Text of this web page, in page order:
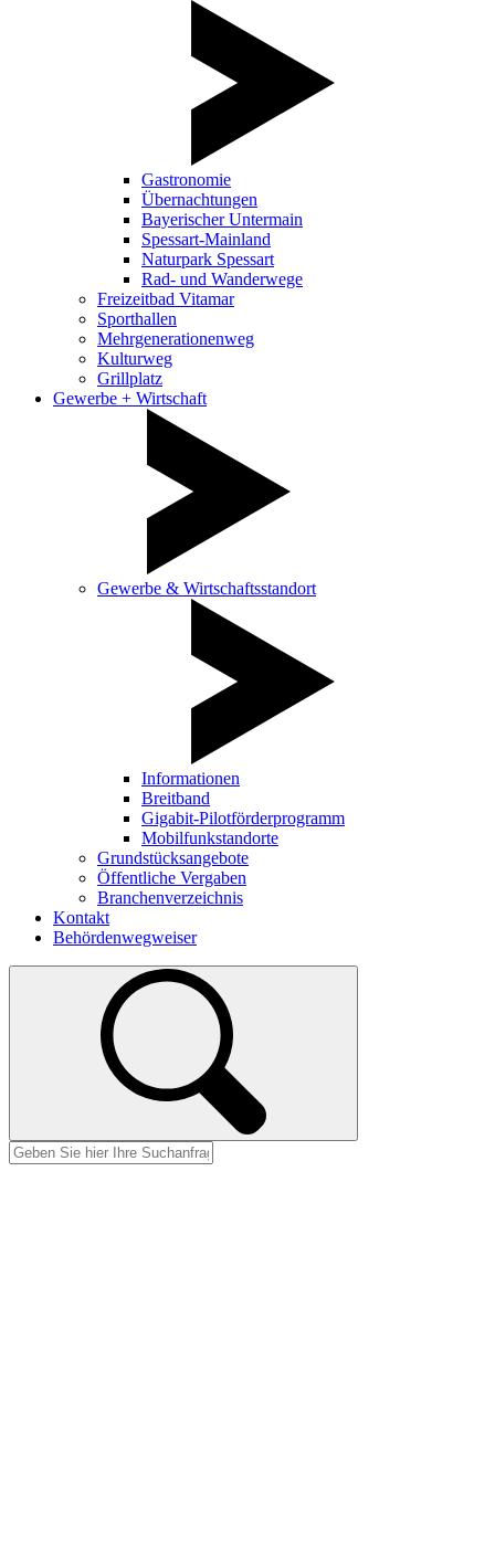
Gastronomie
Übernachtungen
Bayerischer Untermain
Spessart-Mainland
Naturpark Spessart
Rad- und Wanderwege
Freizeitbad Vitamar
Sporthallen
Mehrgenerationenweg
Kulturweg
Grillplatz
Gewerbe + Wirtschaft
Gewerbe & Wirtschaftsstandort
Informationen
Breitband
Gigabit-Pilotförderprogramm
Mobilfunkstandorte
Grundstücksangebote
Öffentliche Vergaben
Branchenverzeichnis
Kontakt
Behördenwegweiser